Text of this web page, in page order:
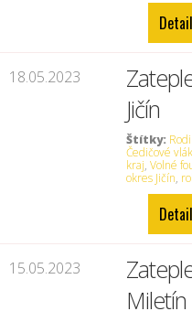
18.05.2023
Jičín
Štítky:
Čedičové
kraj,Volné
okres Jičín,
15.05.2023
Miletín